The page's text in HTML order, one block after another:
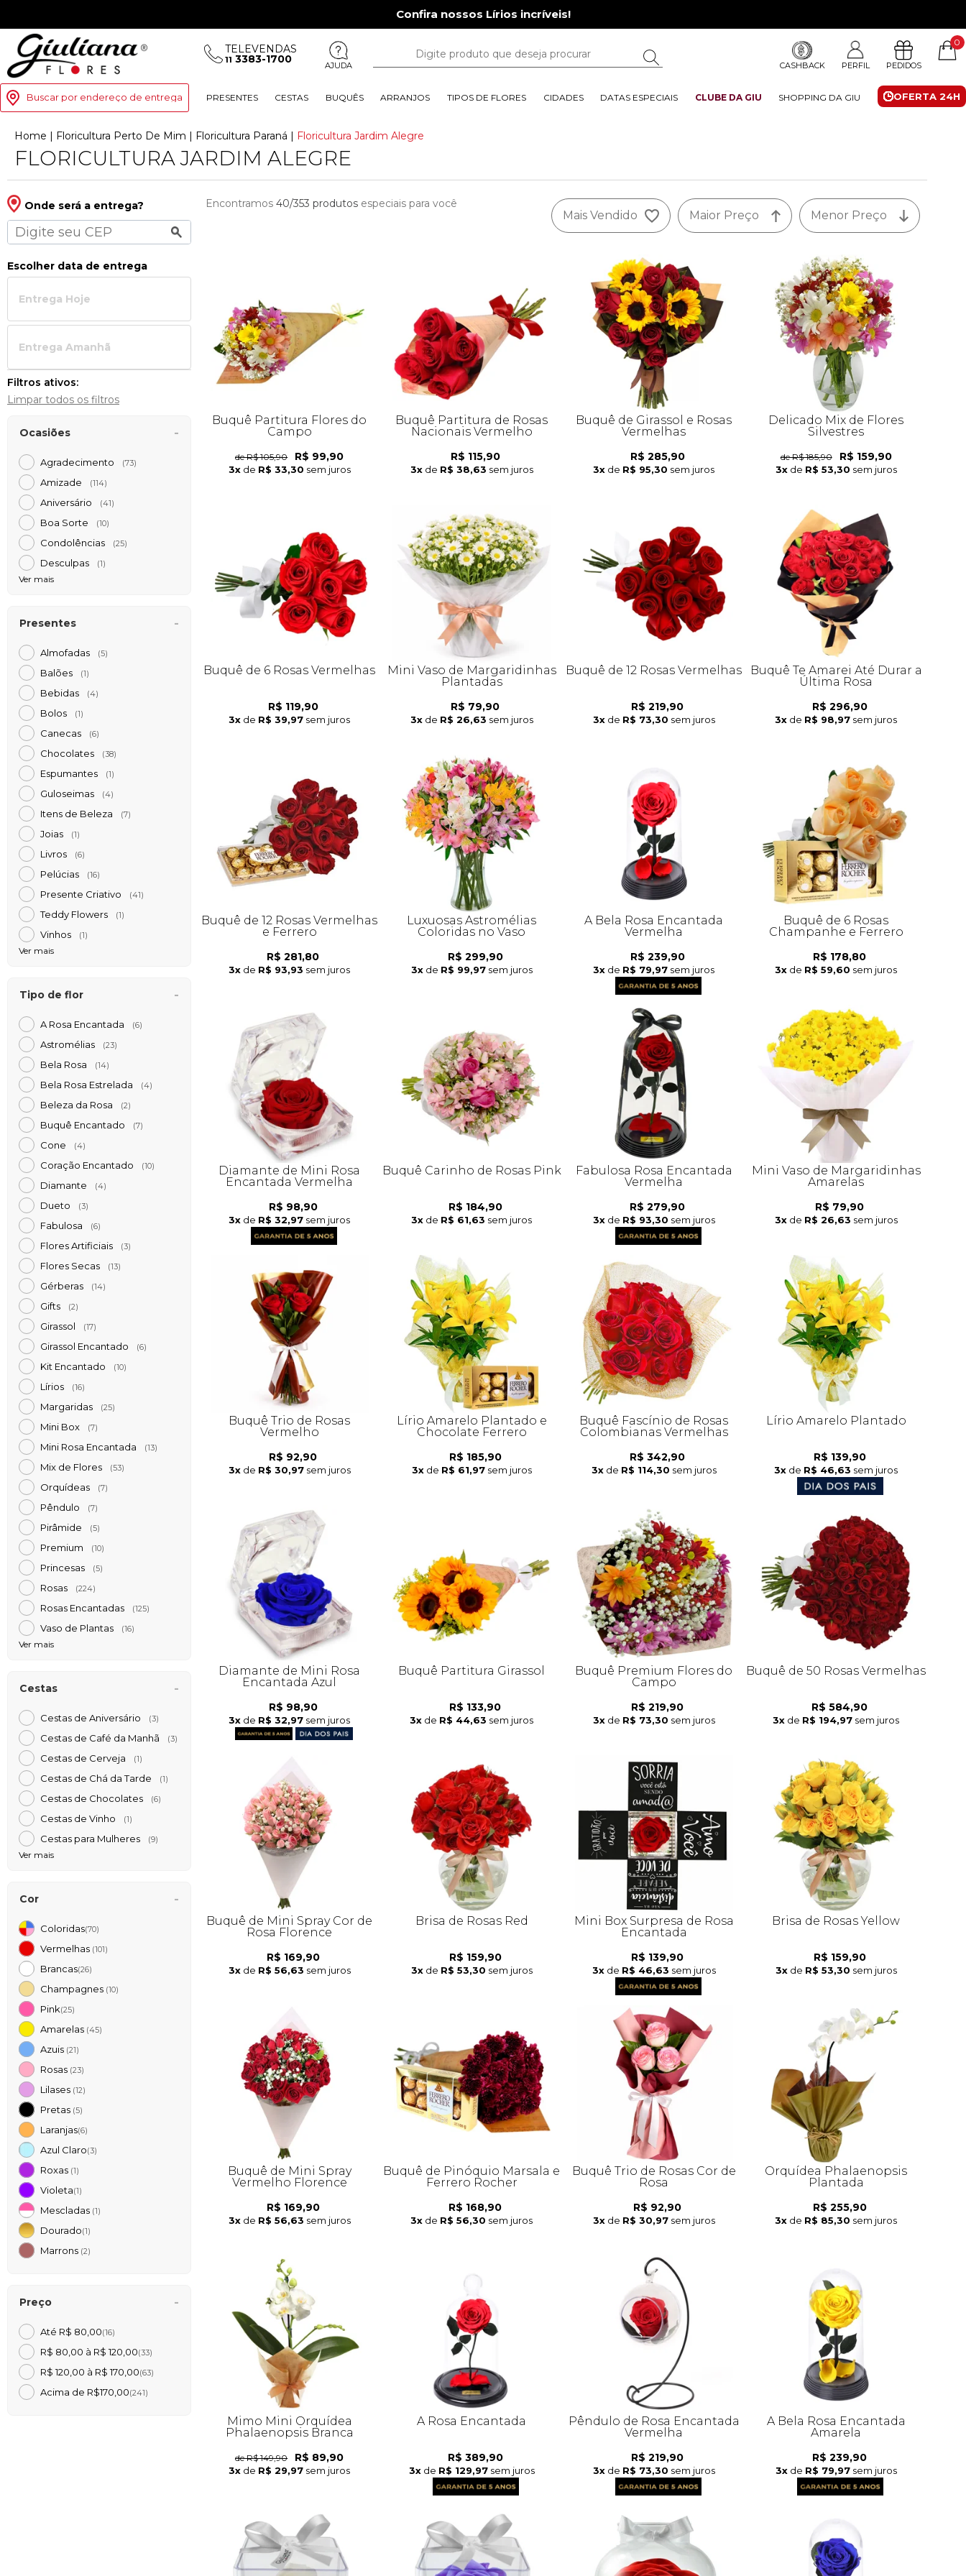
Confira nossos Lírios incríveis!
TELEVENDAS
11 3383-1700 AJUDA CASHBACK PERFIL PEDIDOS
0
Buscar por endereço de entrega OFERTA 24H
PRESENTES CESTAS BUQUÊS ARRANJOS TIPOS DE FLORES CIDADES DATAS ESPECIAIS CLUBE DA GIU SHOPPING DA GIU
Home | Floricultura Perto De Mim | Floricultura Paran | Floricultura Jardim Alegre
FLORICULTURA JARDIM ALEGRE
Onde será a entrega?
Escolher data de entrega
Entrega Hoje
Entrega Amanh
Filtros ativos:
Limpar todos os filtros
Ocasiões
Agradecimento (73)
Amizade (114)
Aniversário (41)
Boa Sorte (10)
Condolências (25)
Desculpas (1)
Ver mais
Presentes
Almofadas (5)
Balões (1)
Bebidas (4)
Bolos (1)
Canecas (6)
Chocolates (38)
Espumantes (1)
Guloseimas (4)
Itens de Beleza (7)
Joias (1)
Livros (6)
Pelúcias (16)
Presente Criativo (41)
Teddy Flowers (1)
Vinhos (1)
Ver mais
Tipo de flor
A Rosa Encantada (6)
Astromélias (23)
Bela Rosa (14)
Bela Rosa Estrelada (4)
Beleza da Rosa (2)
Buquê Encantado (7)
Cone (4)
Coração Encantado (10)
Diamante (4)
Dueto (3)
Fabulosa (6)
Flores Artificiais (3)
Flores Secas (13)
Gérberas (14)
Gifts (2)
Girassol (17)
Girassol Encantado (6)
Kit Encantado (10)
Lírios (16)
Margaridas (25)
Mini Box (7)
Mini Rosa Encantada (13)
Mix de Flores (53)
Orquídeas (7)
Pêndulo (7)
Pirâmide (5)
Premium (10)
Princesas (5)
Rosas (224)
Rosas Encantadas (125)
Vaso de Plantas (16)
Ver mais
Cestas
Cestas de Aniversário (3)
Cestas de Café da Manh (3)
Cestas de Cerveja (1)
Cestas de Chá da Tarde (1)
Cestas de Chocolates (6)
Cestas de Vinho (1)
Cestas para Mulheres (9)
Ver mais
Cor
Coloridas(70)
Vermelhas (101)
Brancas(26)
Champagnes (10)
Pink(25)
Amarelas (45)
Azuis (21)
Rosas (23)
Lilases (12)
Pretas (5)
Laranjas(6)
Azul Claro(3)
Roxas (1)
Violeta(1)
Mescladas (1)
Dourado(1)
Marrons (2)
Preço
Até R$ 80,00(16)
R$ 80,00 à R$ 120,00(33)
R$ 120,00 à R$ 170,00(63)
Acima de R$170,00(241)
Menor Preço
Maior Preço
Mais Vendido
Encontramos 40/353 produtos especiais para você
Buquê Partitura Flores do
Campo
de R$ 105,90 R$ 99,90
3x de R$ 33,30 sem juros
Buquê Partitura de Rosas
Nacionais Vermelho
R$ 115,90
3x de R$ 38,63 sem juros
Buquê de Girassol e Rosas
Vermelhas
R$ 285,90
3x de R$ 95,30 sem juros
Delicado Mix de Flores
Silvestres
de R$ 185,90 R$ 159,90
3x de R$ 53,30 sem juros
Buquê de 6 Rosas Vermelhas
R$ 119,90
3x de R$ 39,97 sem juros
Mini Vaso de Margaridinhas
Plantadas
R$ 79,90
3x de R$ 26,63 sem juros
Buquê de 12 Rosas Vermelhas
R$ 219,90
3x de R$ 73,30 sem juros
Buquê Te Amarei Até Durar a
Última Rosa
R$ 296,90
3x de R$ 98,97 sem juros
Buquê de 12 Rosas Vermelhas
e Ferrero
R$ 281,80
3x de R$ 93,93 sem juros
Luxuosas Astromélias
Coloridas no Vaso
R$ 299,90
3x de R$ 99,97 sem juros
A Bela Rosa Encantada
Vermelha
R$ 239,90
3x de R$ 79,97 sem juros
Buquê de 6 Rosas
Champanhe e Ferrero
R$ 178,80
3x de R$ 59,60 sem juros
Diamante de Mini Rosa
Encantada Vermelha
R$ 98,90
3x de R$ 32,97 sem juros
Buquê Carinho de Rosas Pink
R$ 184,90
3x de R$ 61,63 sem juros
Fabulosa Rosa Encantada
Vermelha
R$ 279,90
3x de R$ 93,30 sem juros
Mini Vaso de Margaridinhas
Amarelas
R$ 79,90
3x de R$ 26,63 sem juros
Buquê Trio de Rosas
Vermelho
R$ 92,90
3x de R$ 30,97 sem juros
Lírio Amarelo Plantado e
Chocolate Ferrero
R$ 185,90
3x de R$ 61,97 sem juros
Buquê Fascínio de Rosas
Colombianas Vermelhas
R$ 342,90
3x de R$ 114,30 sem juros
Lírio Amarelo Plantado
R$ 139,90
3x de R$ 46,63 sem juros
Diamante de Mini Rosa
Encantada Azul
R$ 98,90
3x de R$ 32,97 sem juros
Buquê Partitura Girassol
R$ 133,90
3x de R$ 44,63 sem juros
Buquê Premium Flores do
Campo
R$ 219,90
3x de R$ 73,30 sem juros
Buquê de 50 Rosas Vermelhas
R$ 584,90
3x de R$ 194,97 sem juros
Buquê de Mini Spray Cor de
Rosa Florence
R$ 169,90
3x de R$ 56,63 sem juros
Brisa de Rosas Red
R$ 159,90
3x de R$ 53,30 sem juros
Mini Box Surpresa de Rosa
Encantada
R$ 139,90
3x de R$ 46,63 sem juros
Brisa de Rosas Yellow
R$ 159,90
3x de R$ 53,30 sem juros
Buquê de Mini Spray
Vermelho Florence
R$ 169,90
3x de R$ 56,63 sem juros
Buquê de Pinóquio Marsala e
Ferrero Rocher
R$ 168,90
3x de R$ 56,30 sem juros
Buquê Trio de Rosas Cor de
Rosa
R$ 92,90
3x de R$ 30,97 sem juros
Orquídea Phalaenopsis
Plantada
R$ 255,90
3x de R$ 85,30 sem juros
Mimo Mini Orquídea
Phalaenopsis Branca
de R$ 149,90 R$ 89,90
3x de R$ 29,97 sem juros
A Rosa Encantada
R$ 389,90
3x de R$ 129,97 sem juros
Pêndulo de Rosa Encantada
Vermelha
R$ 219,90
3x de R$ 73,30 sem juros
A Bela Rosa Encantada
Amarela
R$ 239,90
3x de R$ 79,97 sem juros